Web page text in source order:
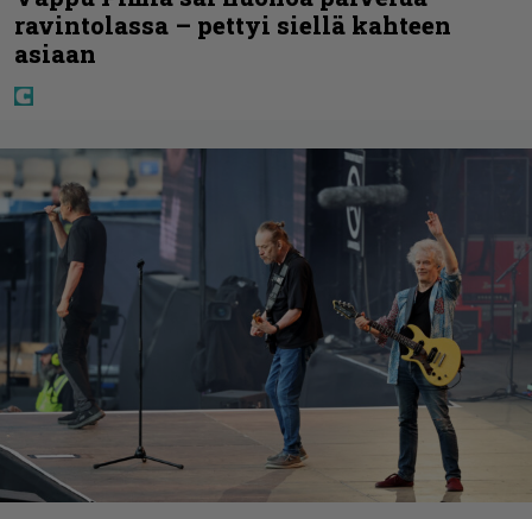
ravintolassa – pettyi siellä kahteen
asiaan